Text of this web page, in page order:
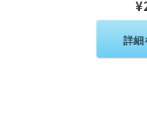
詳細